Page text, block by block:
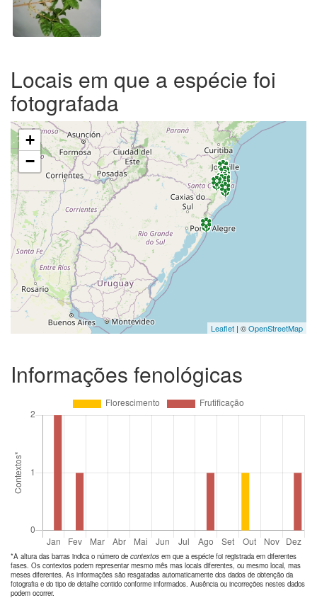
Locais em que a espécie foi
fotografada
+
−
Leaflet | ©OpenStreetMap
Informações fenológicas
*A altura das barras indica o número de contextos em que a espécie foi registrada em diferentes
fases. Os contextos podem representar mesmo mês mas locais diferentes, ou mesmo local, mas
meses diferentes. As informações são resgatadas automaticamente dos dados de obtenção da
fotografia e do tipo de detalhe contido conforme informados. Ausência ou incorreções nestes dados
podem ocorrer.